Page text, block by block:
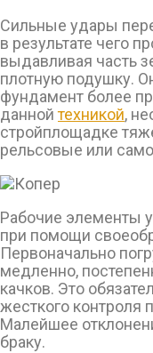
Сильные удары
в результате чего
выдавливая часть
плотную подушку.
фундамент более
даннойтехникой,
стройплощадке
рельсовые или
Рабочие элементы
при помощи
Первоначально
медленно,
качков. Это
жесткого контроля
Малейшее
браку.